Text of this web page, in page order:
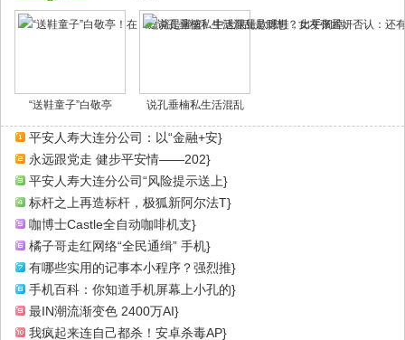
“送鞋童子”白敬亭 说孔垂楠私生活混乱
平安人寿大连分公司：以“金融+安}
永远跟党走 健步平安情——202}
平安人寿大连分公司“风险提示送上}
标杆之上再造标杆，极狐新阿尔法T}
咖博士Castle全自动咖啡机支}
橘子哥走红网络“全民通缉” 手机}
有哪些实用的记事本小程序？强烈推}
手机百科：你知道手机屏幕上小孔的}
最IN潮流渐变色 2400万AI}
我疯起来连自己都杀！安卓杀毒AP}